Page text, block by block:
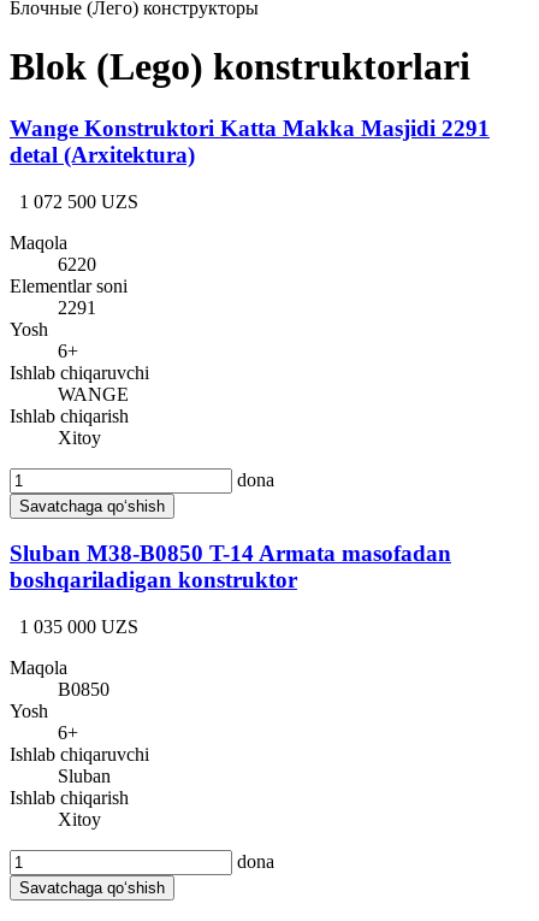
Блочные (Лего) конструкторы
Blok (Lego) konstruktorlari
Wange Konstruktori Katta Makka Masjidi 2291
detal (Arxitektura)
1 072 500 UZS
Maqola
6220
Elementlar soni
2291
Yosh
6+
Ishlab chiqaruvchi
WANGE
Ishlab chiqarish
Xitoy
dona
Savatchaga qo‘shish
Sluban M38-B0850 T-14 Armata masofadan
boshqariladigan konstruktor
1 035 000 UZS
Maqola
B0850
Yosh
6+
Ishlab chiqaruvchi
Sluban
Ishlab chiqarish
Xitoy
dona
Savatchaga qo‘shish